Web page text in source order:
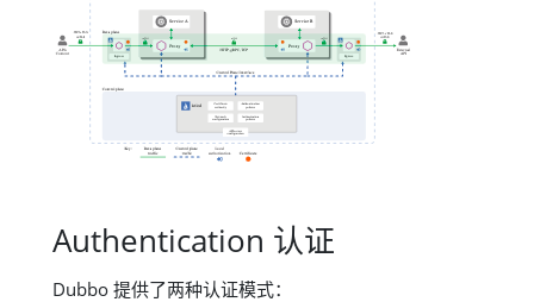
Authentication 认证
Dubbo 提供了两种认证模式：